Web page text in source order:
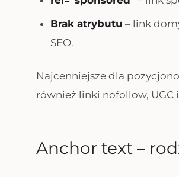
Brak atrybutu – link
SEO.
Najcenniejsze dla
również linki nofollow, UGC
Anchor text –